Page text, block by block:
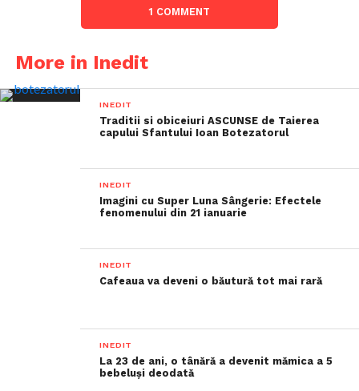
1 COMMENT
More in Inedit
INEDIT
Traditii si obiceiuri ASCUNSE de Taierea
capului Sfantului Ioan Botezatorul
INEDIT
Imagini cu Super Luna Sângerie: Efectele
fenomenului din 21 ianuarie
INEDIT
Cafeaua va deveni o băutură tot mai rară
INEDIT
La 23 de ani, o tânără a devenit mămica a 5
bebeluși deodată